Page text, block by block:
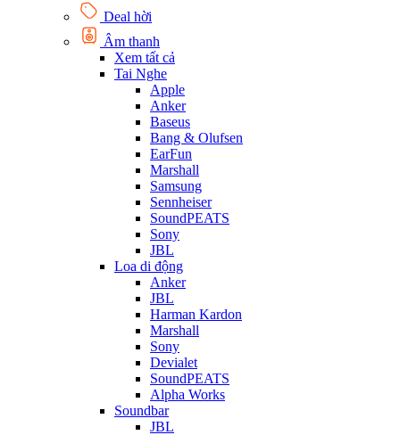
Deal hời
Âm thanh
Xem tất cả
Tai Nghe
Apple
Anker
Baseus
Bang & Olufsen
EarFun
Marshall
Samsung
Sennheiser
SoundPEATS
Sony
JBL
Loa di động
Anker
JBL
Harman Kardon
Marshall
Sony
Devialet
SoundPEATS
Alpha Works
Soundbar
JBL